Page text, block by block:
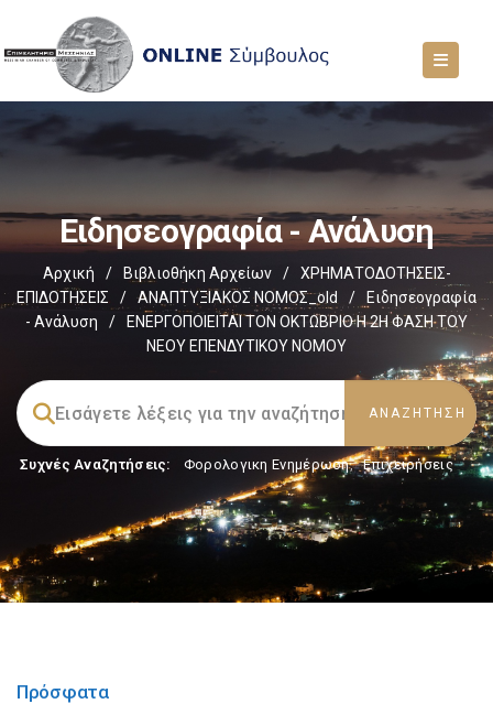
Ειδησεογραφία - Ανάλυση
Αρχική / Βιβλιοθήκη Αρχείων /
ΧΡΗΜΑΤΟΔΟΤΗΣΕΙΣ-
ΕΠΙΔΟΤΗΣΕΙΣ
/ ΑΝΑΠΤΥΞΙΑΚΟΣ ΝΟΜΟΣ_old /
Ειδησεογραφία
- Ανάλυση
/
ΕΝΕΡΓΟΠΟΙΕΙΤΑΙ ΤΟΝ ΟΚΤΩΒΡΙΟ Η 2Η ΦΑΣΗ ΤΟΥ
ΝΕΟΥ ΕΠΕΝΔΥΤΙΚΟΥ ΝΟΜΟΥ
Συχνές Αναζητήσεις: Φορολογικη Ενημέρωση, Επιχειρήσεις
Πρόσφατα